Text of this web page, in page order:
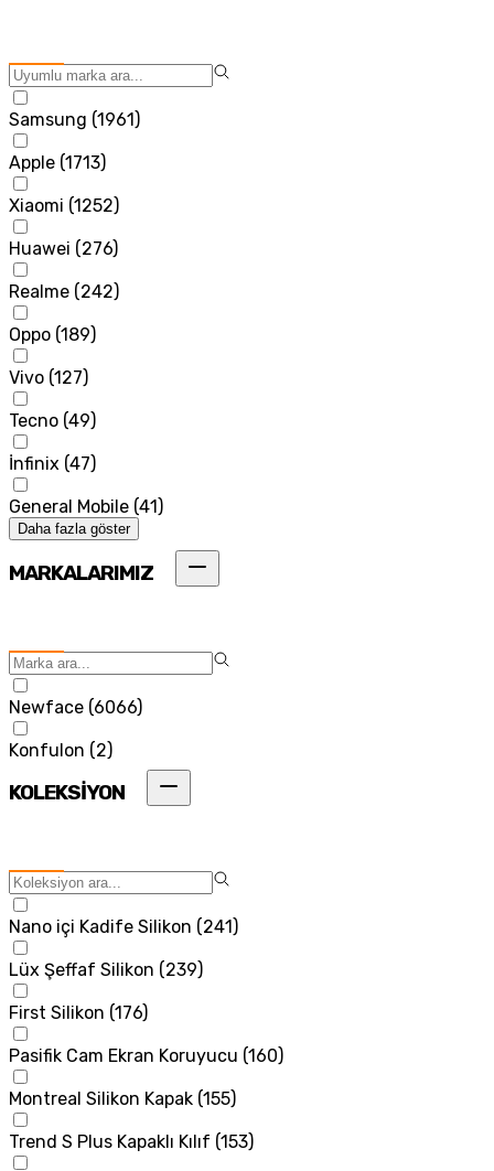
Samsung (1961)
Apple (1713)
Xiaomi (1252)
Huawei (276)
Realme (242)
Oppo (189)
Vivo (127)
Tecno (49)
İnfinix (47)
General Mobile (41)
Daha fazla göster
MARKALARIMIZ
Newface (6066)
Konfulon (2)
KOLEKSİYON
Nano içi Kadife Silikon (241)
Lüx Şeffaf Silikon (239)
First Silikon (176)
Pasifik Cam Ekran Koruyucu (160)
Montreal Silikon Kapak (155)
Trend S Plus Kapaklı Kılıf (153)